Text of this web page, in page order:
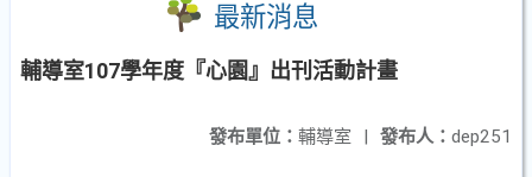
最新消息
輔導室107學年度『心園』出刊活動計畫
發布人： dep251
發布單位： 輔導室 |